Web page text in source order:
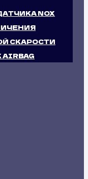
NOX
СКАРОСТИ